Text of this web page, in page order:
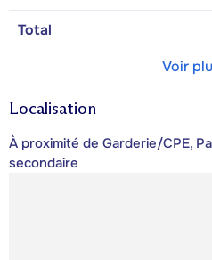
Total
Voir
Localisation
À proximité de Garderie/CPE,
secondaire